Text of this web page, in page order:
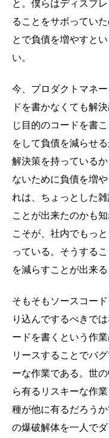
と。僕らはディスプ
ることをサボってい
とで負債を増やすと
い。
今、プロダクトマネ
ドを書かなくても解
じ目的のコードを書
をして負債を減らせ
解決策を持っている
ないために負債を増
れは、ちょっとした
ことが出来たのかも
こそが、社内でもっ
っている。そうする
を減らすことが出来
そもそもソースコー
り込んでするべきで
ードを書くという作
リースすることでバ
ーな作業である。世
ら有るリスキーな作
種が他に有るだろう
の爆破解体を一人で